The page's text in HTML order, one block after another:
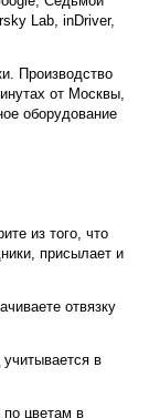
Lab, inDriver,
Производство
от Москвы,
оборудование
из того, что
присылает и
отвязку
в
цветам в